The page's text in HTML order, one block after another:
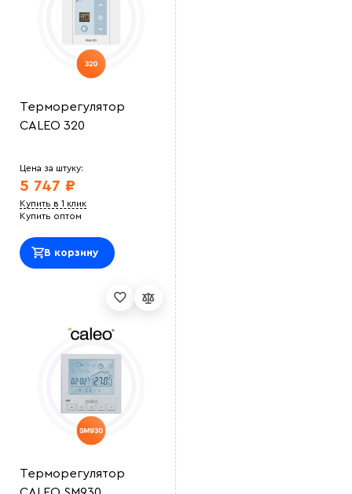
Терморегулятор
CALEO 320
Цена за штуку:
5 747 ₽
Купить в 1 клик
Купить оптом
В корзину
Терморегулятор